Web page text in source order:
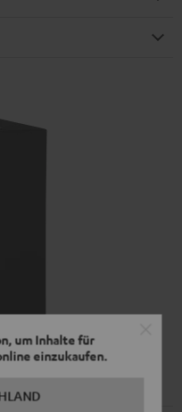
um Inhalte für
einzukaufen.